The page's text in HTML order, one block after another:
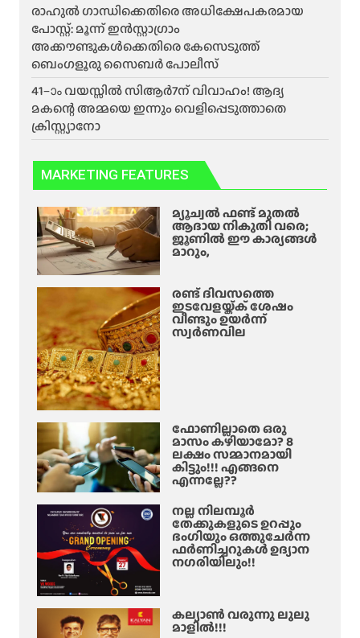
രാഹുൽ ഗാന്ധിക്കെതിരെ അധിക്ഷേപകരമായ
പോസ്റ്റ്: മൂന്ന് ഇൻസ്റ്റാഗ്രാം
അക്കൗണ്ടുകൾക്കെതിരെ കേസെടുത്ത്
ബെംഗളൂരു സൈബർ പോലീസ്
41–ാം വയസ്സിൽ സിആർ7ന് വിവാഹം! ആദ്യ
മകന്റെ അമ്മയെ ഇന്നും വെളിപ്പെടുത്താതെ
ക്രിസ്റ്റ്യാനോ
MARKETING FEATURES
മ്യൂച്വൽ ഫണ്ട് മുതൽ
ആദായ നികുതി വരെ;
ജൂണിൽ ഈ കാര്യങ്ങൾ
മാറും,
രണ്ട് ദിവസത്തെ
ഇടവേളയ്ക്ക് ശേഷം
വീണ്ടും ഉയർന്ന്
സ്വർണവില
ഫോണില്ലാതെ ഒരു
മാസം കഴിയാമോ? 8
ലക്ഷം സമ്മാനമായി
കിട്ടും!!! എങ്ങനെ
എന്നല്ലേ??
നല്ല നിലമ്പൂർ
തേക്കുകളുടെ ഉറപ്പും
ഭംഗിയും ഒത്തുചേർന്ന
ഫർണിച്ചറുകൾ ഉദ്യാന
നഗരിയിലും!!
കല്യാൺ വരുന്നു ലുലു
മാളിൽ!!!